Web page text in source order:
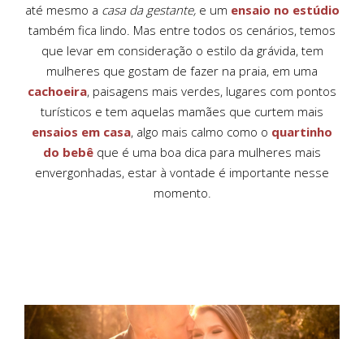
até mesmo a casa da gestante,e um ensaio no estúdio
também fica lindo. Mas entre todos os cenários, temos
que levar em consideração o estilo da grávida, tem
mulheres que gostam de fazer na praia, em uma
cachoeira, paisagens mais verdes, lugares com pontos
turísticos e tem aquelas mamães que curtem mais
ensaios em casa, algo mais calmo como o quartinho
do bebê que é uma boa dica para mulheres mais
envergonhadas, estar à vontade é importante nesse
momento.